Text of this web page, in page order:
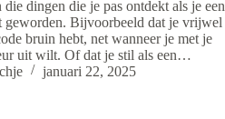
dingen die je pas ontdekt als je een
geworden. Bijvoorbeeld dat je vrijwel
bruin hebt, net wanneer je met je
uit wilt. Of dat je stil als een…
januari 22, 2025